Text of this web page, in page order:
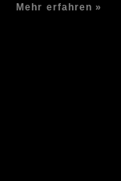
Mehr erfahren »